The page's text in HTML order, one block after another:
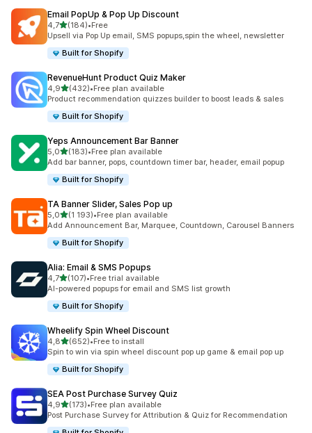
Email PopUp & Pop Up Discount
4,7av 5 stjerner
(184)
Totalt 184 omtaler
•Free
Upsell via Pop Up email, SMS popups,spin the wheel, newsletter
Built for Shopify
RevenueHunt Product Quiz Maker
4,9av 5 stjerner
(432)
Totalt 432 omtaler
•Free plan available
Product recommendation quizzes builder to boost leads & sales
Built for Shopify
Yeps Announcement Bar Banner
5,0av 5 stjerner
(183)
Totalt 183 omtaler
•Free plan available
Add bar banner, pops, countdown timer bar, header, email popup
Built for Shopify
TA Banner Slider, Sales Pop up
5,0av 5 stjerner
(1 193)
Totalt 1193 omtaler
•Free plan available
Add Announcement Bar, Marquee, Countdown, Carousel Banners
Built for Shopify
Alia: Email & SMS Popups
4,7av 5 stjerner
(107)
Totalt 107 omtaler
•Free trial available
AI-powered popups for email and SMS list growth
Built for Shopify
Wheelify Spin Wheel Discount
4,8av 5 stjerner
(652)
Totalt 652 omtaler
•Free to install
Spin to win via spin wheel discount pop up game & email pop up
Built for Shopify
SEA Post Purchase Survey Quiz
4,9av 5 stjerner
(173)
Totalt 173 omtaler
•Free plan available
Post Purchase Survey for Attribution & Quiz for Recommendation